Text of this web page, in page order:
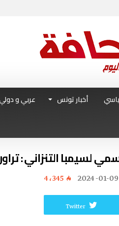
أخبار تونس عربي و
لسيمبا التنزاني :
2024-01-09 4٬345
Twitter